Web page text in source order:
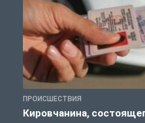
ПРОИСШЕСТВИЯ
Кировчанина,